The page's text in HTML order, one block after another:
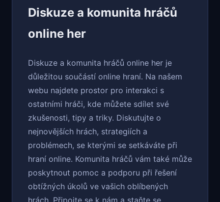
Diskuze a komunita hráčů
online her
Diskuze a komunita hráčů online her je
důležitou součástí online hraní. Na našem
webu najdete prostor pro interakci s
ostatními hráči, kde můžete sdílet své
zkušenosti, tipy a triky. Diskutujte o
nejnovějších hrách, strategiích a
problémech, se kterými se setkáváte při
hraní online. Komunita hráčů vám také může
poskytnout pomoc a podporu při řešení
obtížných úkolů ve vašich oblíbených